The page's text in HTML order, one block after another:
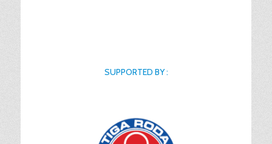
SUPPORTED BY :